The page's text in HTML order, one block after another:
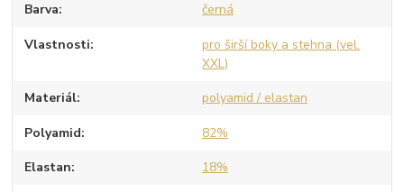
Barva černá
Vlastnosti
pro širší boky a stehna (vel.
XXL)
Materiál polyamid / elastan
Polyamid 82%
Elastan 18%